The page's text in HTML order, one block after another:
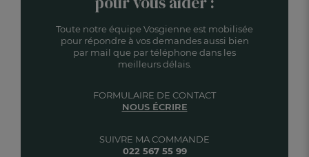
Toute notre équipe Vosgienne est mobilisée
pour répondre à vos demandes aussi bien
par mail que par téléphone dans les
meilleurs délais.
SUIVRE MA COMMANDE
022 567 55 99
FORMULAIRE DE CONTACT
NOUS ÉCRIRE